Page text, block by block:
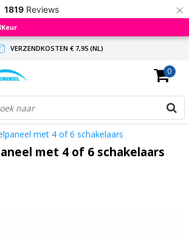
1819 Reviews ×
VERZENDKOSTEN € 7,95 (NL)
VERZENDING(NL) VANAF € 65,-
1-3 WERKDAGEN ANTWOORD
0
met 4 of 6 schakelaars
met 4 of 6 schakelaars